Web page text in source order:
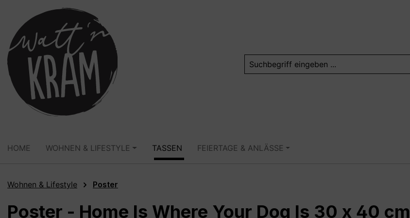
Zur Hauptnavigation springen
HOME WOHNEN & LIFESTYLE TASSEN FEIERTAGE & ANLÄSSE
Wohnen & Lifestyle Poster
Poster - Home Is Where Your Dog Is 30 x 40 cm